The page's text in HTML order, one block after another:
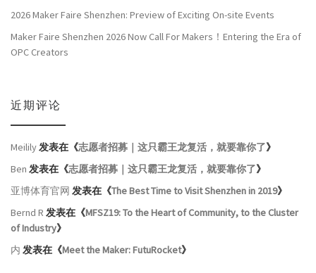
2026 Maker Faire Shenzhen: Preview of Exciting On-site Events
Maker Faire Shenzhen 2026 Now Call For Makers！Entering the Era of
OPC Creators
近期评论
Meilily发表在《志愿者招募｜这只霸王龙复活，就要靠你了》
Ben 发表在《志愿者招募｜这只霸王龙复活，就要靠你了》
亚博体育官网 发表在《The Best Time to Visit Shenzhen in 2019》
Bernd R 发表在《MFSZ19: To the Heart of Community, to the Cluster
of Industry》
内 发表在《Meet the Maker: FutuRocket》